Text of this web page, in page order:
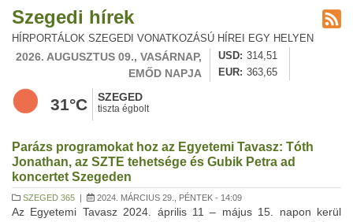
Szegedi hírek
HÍRPORTÁLOK SZEGEDI VONATKOZÁSÚ HÍREI EGY HELYEN
2026. AUGUSZTUS 09., VASÁRNAP,
EMŐD NAPJA
USD
314,51
EUR
363,65
31°C SZEGED
tiszta égbolt
Parázs programokat hoz az Egyetemi Tavasz: Tóth
Jonathan, az SZTE tehetsége és Gubik Petra ad
koncertet Szegeden
SZEGED 365 | 2024. MÁRCIUS 29., PÉNTEK - 14:09
Az Egyetemi Tavasz 2024. április 11 – május 15. napon kerül